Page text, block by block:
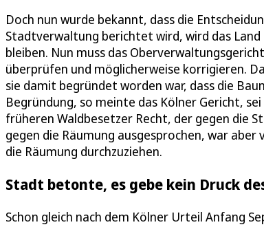
Doch nun wurde bekannt, dass die
Stadtverwaltung berichtet wird, wird das Land
bleiben. Nun muss das
überprüfen und möglicherweise korrigieren.
sie damit begründet worden war, dass die
Begründung, so meinte das Kölner Gericht,
früheren Waldbesetzer Recht, der gegen die
gegen die Räumung ausgesprochen, war
die Räumung durchzuziehen.
Stadt betonte, es gebe kein Druck
Schon gleich nach dem Kölner Urteil Anfang